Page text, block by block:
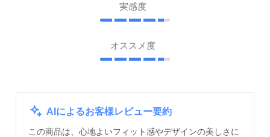
実感度
オススメ度
AIによるお客様レビュー要約
この商品は、心地よいフィット感やデザインの美しさに